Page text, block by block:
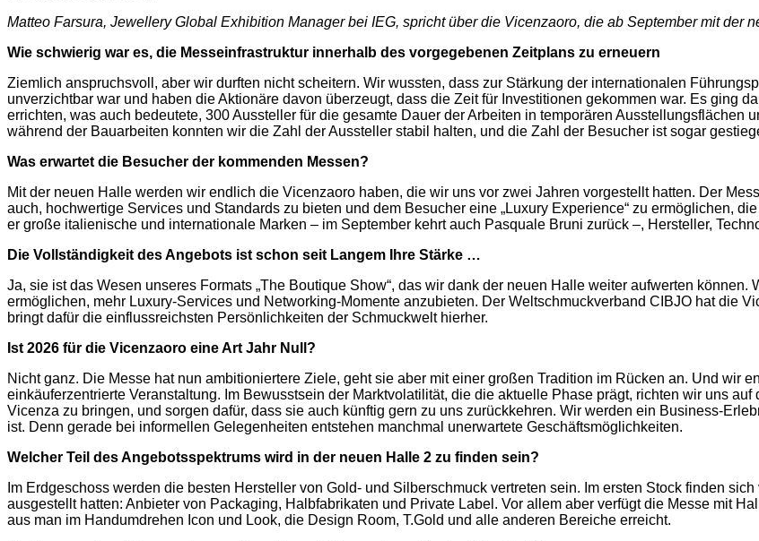
Matteo Farsura, Jewellery Global Exhibition Manager bei IEG, spricht über die Vicenzaoro, die ab September mit der
Wie schwierig war es, die Messeinfrastruktur innerhalb des vorgegebenen Zeitplans zu erneuern
Ziemlich anspruchsvoll, aber wir durften nicht scheitern. Wir wussten, dass zur Stärkung der internationalen
unverzichtbar war und haben die Aktionäre davon überzeugt, dass die Zeit für Investitionen gekommen war. Es ging
errichten, was auch bedeutete, 300 Aussteller für die gesamte Dauer der Arbeiten in temporären Ausstellungsflächen
während der Bauarbeiten konnten wir die Zahl der Aussteller stabil halten, und die Zahl der Besucher ist sogar
Was erwartet die Besucher der kommenden Messen?
Mit der neuen Halle werden wir endlich die Vicenzaoro haben, die wir uns vor zwei Jahren vorgestellt hatten. Der
auch, hochwertige Services und Standards zu bieten und dem Besucher eine „Luxury Experience“ zu ermöglichen,
er große italienische und internationale Marken – im September kehrt auch Pasquale Bruni zurück –, Hersteller,
Die Vollständigkeit des Angebots ist schon seit Langem Ihre Stärke …
Ja, sie ist das Wesen unseres Formats „The Boutique Show“, das wir dank der neuen Halle weiter aufwerten
ermöglichen, mehr Luxury-Services und Networking-Momente anzubieten. Der Weltschmuckverband CIBJO hat die
bringt dafür die einflussreichsten Persönlichkeiten der Schmuckwelt hierher.
Ist 2026 für die Vicenzaoro eine Art Jahr Null?
Nicht ganz. Die Messe hat nun ambitioniertere Ziele, geht sie aber mit einer großen Tradition im Rücken an. Und wir
einkäuferzentrierte Veranstaltung. Im Bewusstsein der Marktvolatilität, die die aktuelle Phase prägt, richten wir uns
Vicenza zu bringen, und sorgen dafür, dass sie auch künftig gern zu uns zurückkehren. Wir werden ein Business-
ist. Denn gerade bei informellen Gelegenheiten entstehen manchmal unerwartete Geschäftsmöglichkeiten.
Welcher Teil des Angebotsspektrums wird in der neuen Halle 2 zu finden sein?
Im Erdgeschoss werden die besten Hersteller von Gold- und Silberschmuck vertreten sein. Im ersten Stock finden
ausgestellt hatten: Anbieter von Packaging, Halbfabrikaten und Private Label. Vor allem aber verfügt die Messe mit
aus man im Handumdrehen Icon und Look, die Design Room, T.Gold und alle anderen Bereiche erreicht.